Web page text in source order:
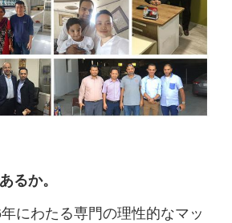
るか。
にわたる専門の理性的なマッ